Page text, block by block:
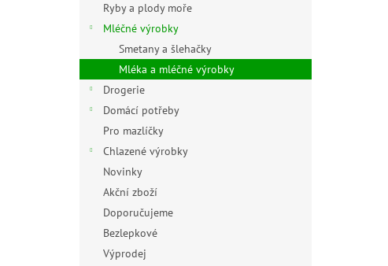
Ryby a plody moře
Mléčné výrobky
Smetany a šlehačky
Mléka a mléčné výrobky
Drogerie
Domácí potřeby
Pro mazlíčky
Chlazené výrobky
Novinky
Akční zboží
Doporučujeme
Bezlepkové
Výprodej